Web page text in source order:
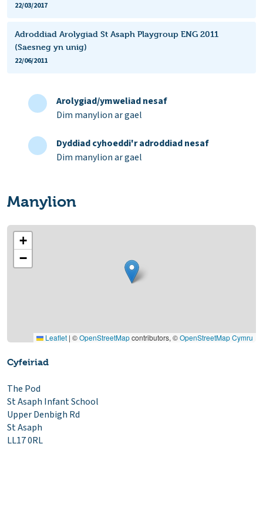
22/03/2017
Adroddiad Arolygiad St Asaph Playgroup ENG 2011
(Saesneg yn unig)
22/06/2011
Arolygiad/ymweliad nesaf
Dim manylion ar gael
Dyddiad cyhoeddi'r adroddiad nesaf
Dim manylion ar gael
Manylion
+
−
Leaflet | ©OpenStreetMapcontributors, ©OpenStreetMap Cymru
Cyfeiriad
The Pod
St Asaph Infant School
Upper Denbigh Rd
St Asaph
LL17 0RL